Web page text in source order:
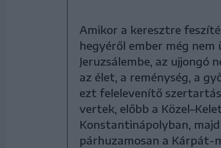
Amikor a keresztre
hegyéről ember még
Jeruzsálembe, az ujjongó
az élet, a reménység, a
ezt felelevenítő
vertek, előbb a
Konstantinápolyban, majd
párhuzamosan a Kárpát-